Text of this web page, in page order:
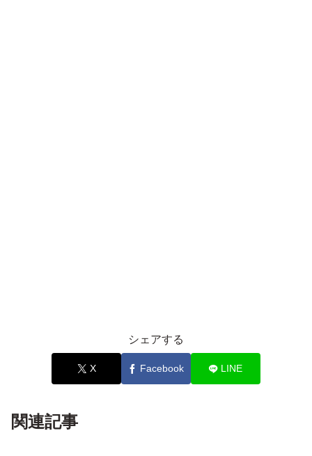
シェアする
X Facebook LINE
関連記事